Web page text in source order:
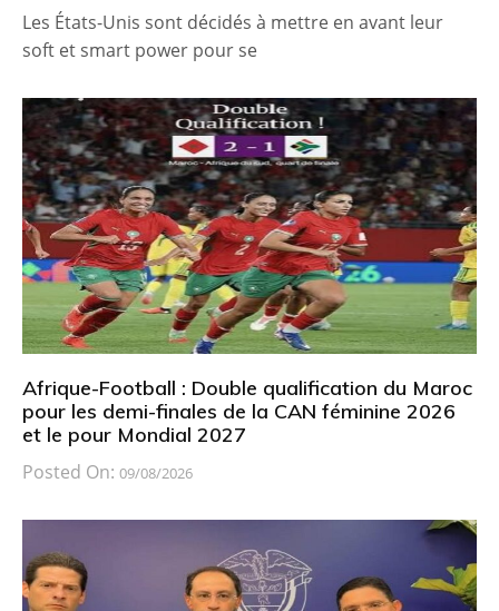
Les États-Unis sont décidés à mettre en avant leur
soft et smart power pour se
Afrique-Football : Double qualification du Maroc
pour les demi-finales de la CAN féminine 2026
et le pour Mondial 2027
Posted On: 09/08/2026